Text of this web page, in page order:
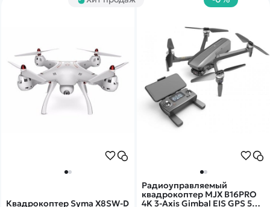
Квадрокоптер Syma X8SW-D
Радиоуправляемый
квадрокоптер MJX B16PRO
4K 3-Axis Gimbal EIS GPS 5G -